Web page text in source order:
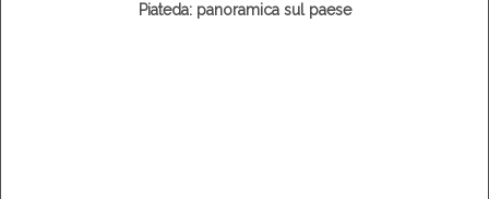
Piateda: panoramica sul paese